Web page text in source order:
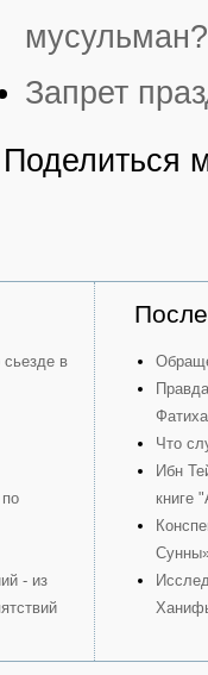
мусульман?
Запрет
Поделиться
в
- из
Что
Ибн
книге